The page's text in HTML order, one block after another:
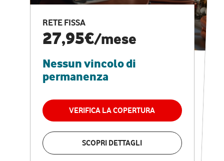
RETE FISSA
27,95€/mese
Nessun vincolo di
permanenza
VERIFICA LA COPERTURA
SCOPRI DETTAGLI
CASA PRO
Internet veloce e
vantaggi speciali
RETE FISSA + VODAFONE CLUB
29,95€
permanenza
VERIFICA LA COPERTURA